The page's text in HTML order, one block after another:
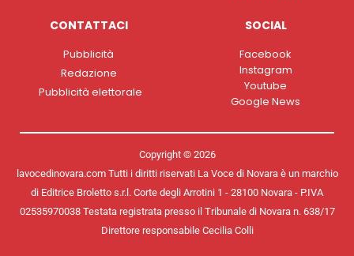
CONTATTACI
Pubblicità
Redazione
Pubblicità elettorale
SOCIAL
Facebook
Instagram
Youtube
Google News
Copyright © 2026
lavocedinovara.com Tutti i diritti riservati La Voce di Novara è un marchio
di Editrice Broletto s.r.l. Corte degli Arrotini 1 - 28100 Novara - P.IVA
02535970038 Testata registrata presso il Tribunale di Novara n. 638/17
Direttore responsabile Cecilia Colli